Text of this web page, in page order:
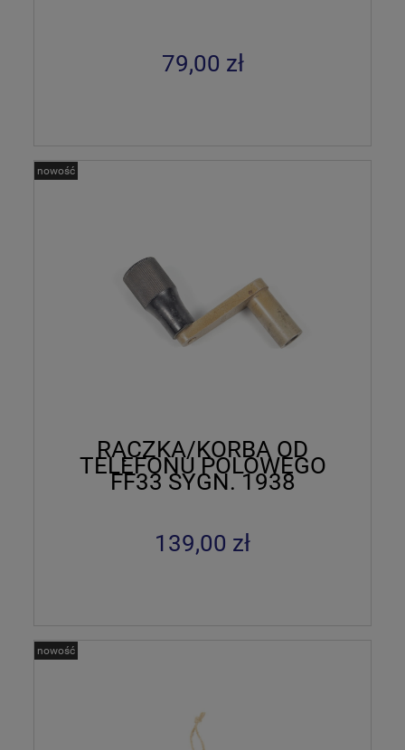
79,00 zł
RĄCZKA/KORBA OD
TELEFONU POLOWEGO
FF33 SYGN. 1938
139,00 zł
nowość
nowość